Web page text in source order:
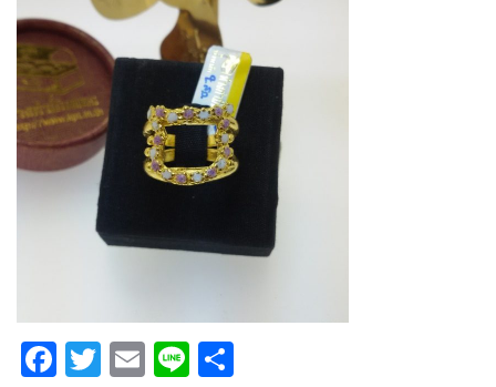
Facebook
Twitter
Email
Line